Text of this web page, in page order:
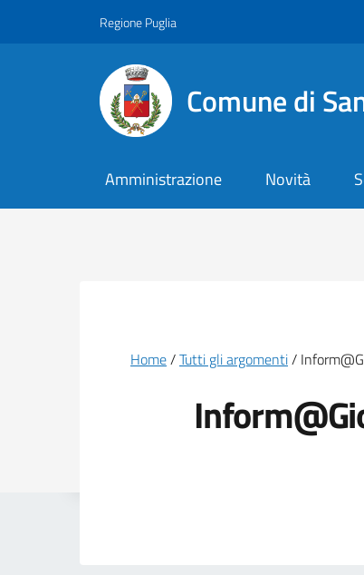
Regione Puglia
Comune di
Amministrazione Novità
Briciole di
Home Tutti gli argomenti